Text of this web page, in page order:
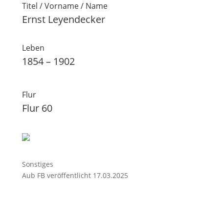
Titel / Vorname / Name
Ernst Leyendecker
Leben
1854 – 1902
Flur
Flur 60
Sonstiges
Aub FB veröffentlicht 17.03.2025